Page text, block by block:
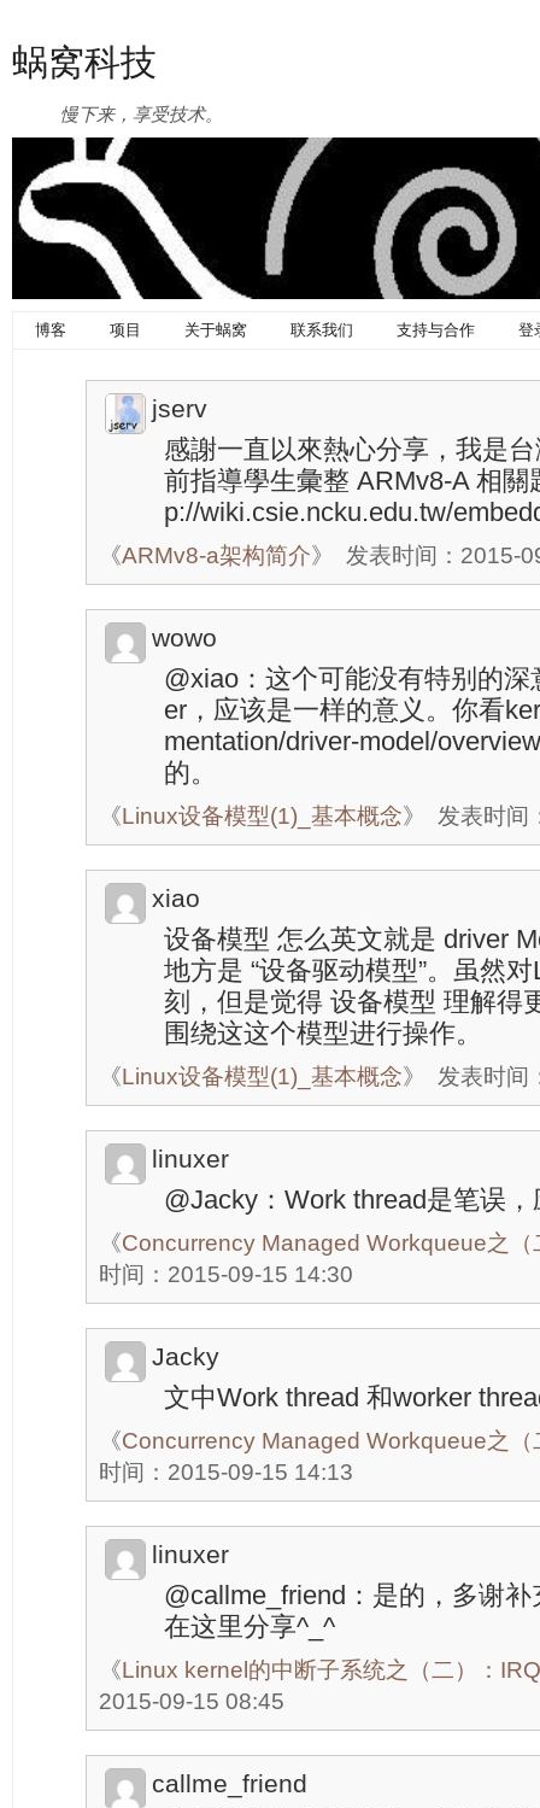
蜗窝科技
慢下来，享受技术。
博客 项目 关于蜗窝 联系我们 支持与合作 登
jserv
感謝一直以來熱心分享，我是
前指導學生彙整 ARMv8-A 相
p://wiki.csie.ncku.edu.tw/
《ARMv8-a架构简介》 发表时间：2015-
wowo
@xiao：这个可能没有特别的
er，应该是一样的意义。你看
mentation/driver-model/
的。
《Linux设备模型(1)_基本概念》 发表时间
xiao
设备模型 怎么英文就是 driver
地方是 “设备驱动模型”。虽然
刻，但是觉得 设备模型 理解得
围绕这这个模型进行操作。
《Linux设备模型(1)_基本概念》 发表时间
linuxer
@Jacky：Work thread是笔误
《Concurrency Managed Workqueue之（
时间：2015-09-15 14:30
Jacky
文中Work thread 和worker
《Concurrency Managed Workqueue之（
时间：2015-09-15 14:13
linuxer
@callme_friend：是的，多谢
在这里分享^_^
《Linux kernel的中断子系统之（二）：
2015-09-15 08:45
callme_friend